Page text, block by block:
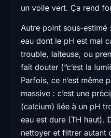
un voile vert. Ça rend
Autre point sous-estimé
eau dont le pH est mal
trouble, laiteuse, ou
fait douter (“c’est la
Parfois, ce n’est même
massive : c’est une
(calcium) liée à un pH
eau est dure (TH haut).
nettoyer et filtrer autant